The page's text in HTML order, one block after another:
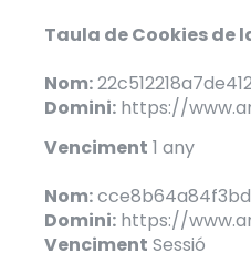
Taula de Cookies de
Nom:
Domini: https://
Venciment 1 any
Nom:
Domini: https://
Venciment Sessió